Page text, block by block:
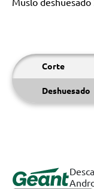
Corte
Deshuesado